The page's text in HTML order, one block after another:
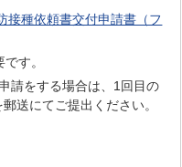
接種依頼書交付申請書（フ
す。
請をする場合は、1回目の
送にてご提出ください。